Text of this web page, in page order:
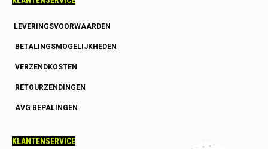
LEVERINGSVOORWAARDEN
BETALINGSMOGELIJKHEDEN
VERZENDKOSTEN
RETOURZENDINGEN
AVG BEPALINGEN
KLANTENSERVICE